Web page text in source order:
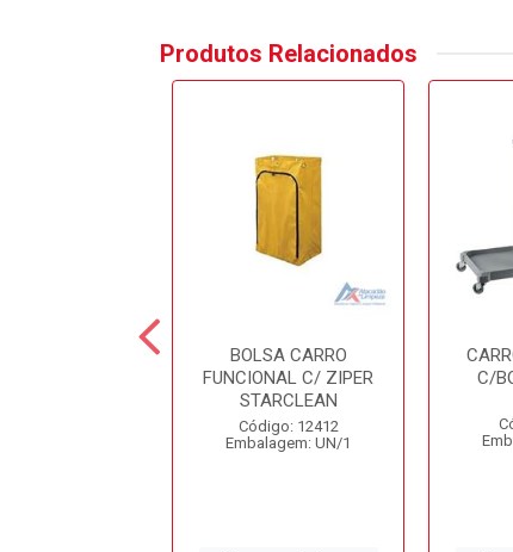
Produtos Relacionados
BOLSA CARRO
FUNCIONAL C/ ZIPER
STARCLEAN
Código: 12412
Embalagem: UN/1
C/